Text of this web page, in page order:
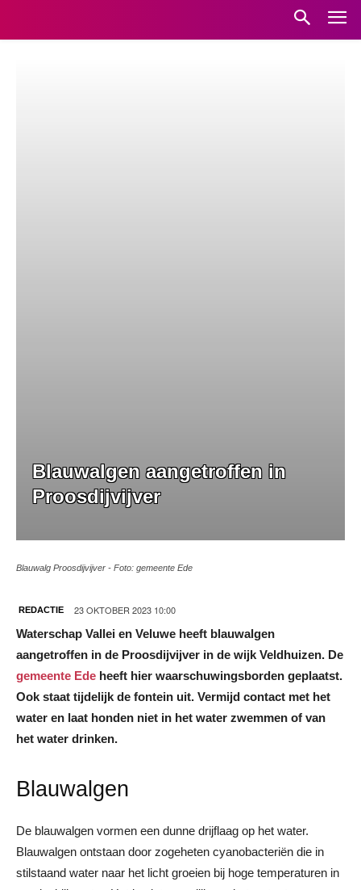
Blauwalgen aangetroffen in
Proosdijvijver
Blauwalg Proosdijvijver - Foto: gemeente Ede
REDACTIE 23 OKTOBER 2023 10:00
Waterschap Vallei en Veluwe heeft blauwalgen
aangetroffen in de Proosdijvijver in de wijk Veldhuizen. De
gemeente Ede heeft hier waarschuwingsborden geplaatst.
Ook staat tijdelijk de fontein uit. Vermijd contact met het
water en laat honden niet in het water zwemmen of van
het water drinken.
Blauwalgen
De blauwalgen vormen een dunne drijflaag op het water.
Blauwalgen ontstaan door zogeheten cyanobacteriën die in
stilstaand water naar het licht groeien bij hoge temperaturen in